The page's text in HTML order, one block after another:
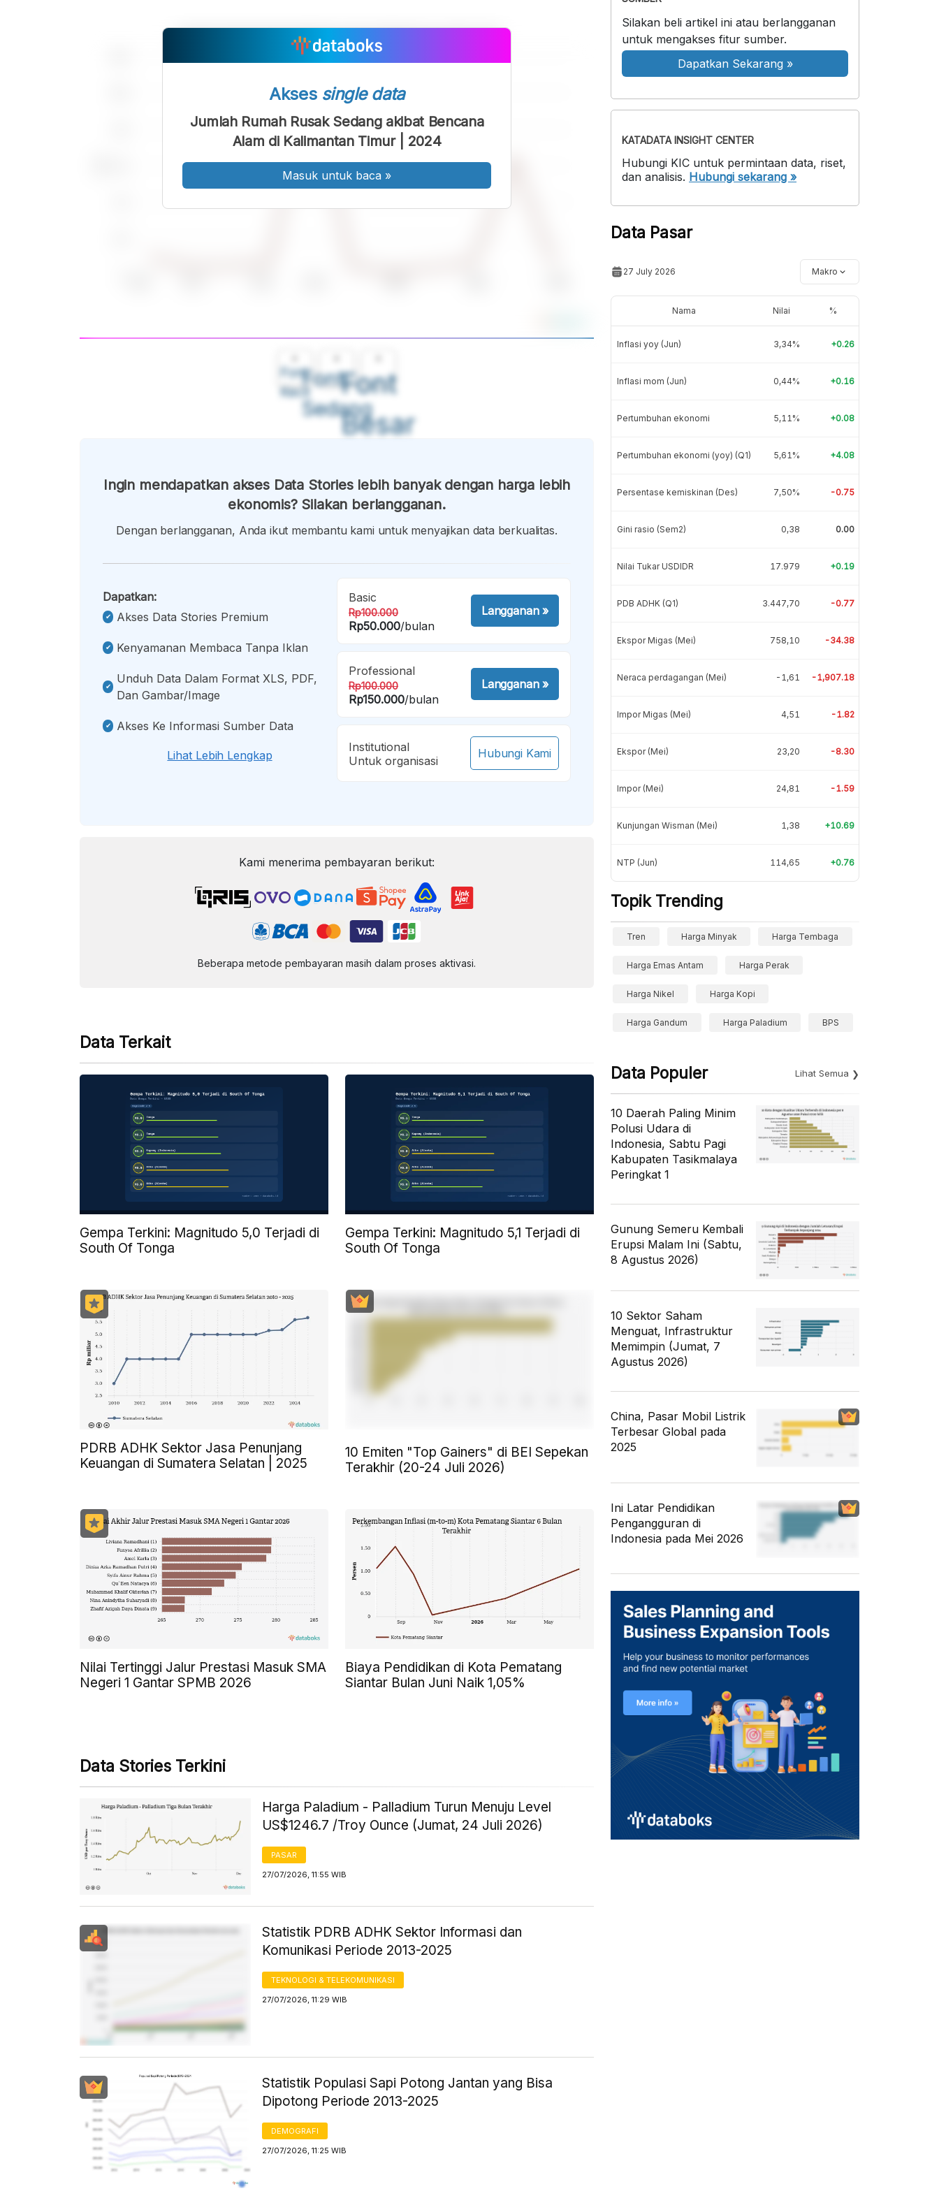
Font
Kecil
Font
Sedang
Font
Besar
Akses single data
Jumlah Rumah Rusak Sedang akibat Bencana
Alam di Kalimantan Timur | 2024
Masuk untuk baca »
Ingin mendapatkan akses Data Stories lebih banyak dengan harga lebih
ekonomis? Silakan berlangganan.
Dengan berlangganan, Anda ikut membantu kami untuk menyajikan data berkualitas.
Dapatkan:
Akses Data Stories Premium
Kenyamanan Membaca Tanpa Iklan
Unduh Data Dalam Format XLS, PDF,
Dan Gambar/image
Akses Ke Informasi Sumber Data
Lihat Lebih Lengkap
Basic
Rp100.000
Rp50.000/bulan
Langganan»
Professional
Rp100.000
Rp150.000/bulan
Langganan»
Institutional
Untuk organisasi
Hubungi Kami
Kami menerima pembayaran berikut:
Beberapa metode pembayaran masih dalam proses aktivasi.
Data Terkait
Gempa Terkini: Magnitudo 5,0 Terjadi di
South Of Tonga
Gempa Terkini: Magnitudo 5,1 Terjadi di
South Of Tonga
PDRB ADHK Sektor Jasa Penunjang
Keuangan di Sumatera Selatan | 2025
10 Emiten "Top Gainers" di BEI Sepekan
Terakhir (20-24 Juli 2026)
Nilai Tertinggi Jalur Prestasi Masuk SMA
Negeri 1 Gantar SPMB 2026
Biaya Pendidikan di Kota Pematang
Siantar Bulan Juni Naik 1,05%
Data Stories Terkini
Harga Paladium - Palladium Turun Menuju Level
US$1246.7 /Troy Ounce (Jumat, 24 Juli 2026)
PASAR
27/07/2026, 11:55 WIB
Statistik PDRB ADHK Sektor Informasi dan
Komunikasi Periode 2013-2025
TEKNOLOGI & TELEKOMUNIKASI
27/07/2026, 11:29 WIB
Statistik Populasi Sapi Potong Jantan yang Bisa
Dipotong Periode 2013-2025
DEMOGRAFI
27/07/2026, 11:25 WIB
Silakan beli artikel ini atau berlangganan
untuk mengakses fitur sumber.
Dapatkan Sekarang »
KATADATA INSIGHT CENTER
Hubungi KIC untuk permintaan data, riset,
dan analisis. Hubungi sekarang »
Data Pasar
27 July 2026 Makro
Nama Nilai %
Inflasi yoy (Jun) 3,34% +0.26
Inflasi mom (Jun) 0,44% +0.16
Pertumbuhan ekonomi 5,11% +0.08
Pertumbuhan ekonomi (yoy) (Q1) 5,61% +4.08
Persentase kemiskinan (Des) 7,50% -0.75
Gini rasio (Sem2) 0,38 0.00
Nilai Tukar USDIDR 17.979 +0.19
PDB ADHK (Q1) 3.447,70 -0.77
Ekspor Migas (Mei) 758,10 -34.38
Neraca perdagangan (Mei) -1,61 -1,907.18
Impor Migas (Mei) 4,51 -1.82
Ekspor (Mei) 23,20 -8.30
Impor (Mei) 24,81 -1.59
Kunjungan Wisman (Mei) 1,38 +10.69
NTP (Jun) 114,65 +0.76
Topik Trending
Tren Harga Minyak Harga Tembaga
Harga Emas Antam Harga Perak
Harga Nikel Harga Kopi
Harga Gandum Harga Paladium BPS
Data Populer Lihat Semua
10 Daerah Paling Minim
Polusi Udara di
Indonesia, Sabtu Pagi
Kabupaten Tasikmalaya
Peringkat 1
Gunung Semeru Kembali
Erupsi Malam Ini (Sabtu,
8 Agustus 2026)
10 Sektor Saham
Menguat, Infrastruktur
Memimpin (Jumat, 7
Agustus 2026)
China, Pasar Mobil Listrik
Terbesar Global pada
2025
Ini Latar Pendidikan
Pengangguran di
Indonesia pada Mei 2026